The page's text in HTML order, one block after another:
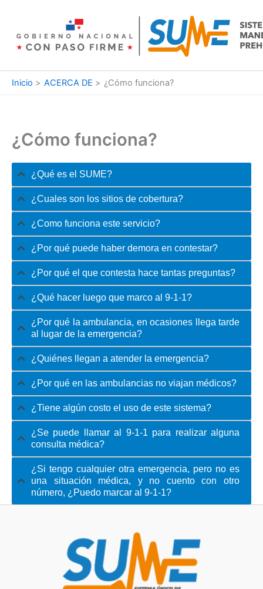
contenido
Inicio ACERCA DE ¿Cómo funciona?
¿Cómo funciona?
¿Qué es el SUME?
¿Cuales son los sitios de cobertura?
¿Como funciona este servicio?
¿Por qué puede haber demora en contestar?
¿Por qué el que contesta hace tantas preguntas?
¿Qué hacer luego que marco al 9-1-1?
¿Por qué la ambulancia, en ocasiones llega tarde
al lugar de la emergencia?
¿Quiénes llegan a atender la emergencia?
¿Por qué en las ambulancias no viajan médicos?
¿Tiene algún costo el uso de este sistema?
¿Se puede llamar al 9-1-1 para realizar alguna
consulta médica?
¿Si tengo cualquier otra emergencia, pero no es
una situación médica, y no cuento con otro
número, ¿Puedo marcar al 9-1-1?